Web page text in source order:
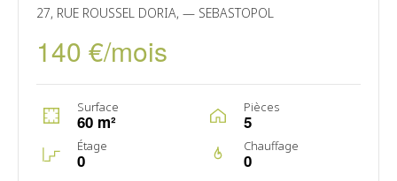
27, RUE ROUSSEL DORIA, — SEBASTOPOL
140 €/mois
Surface
60 m²
Pièces
5
Étage
0
Chauffage
0